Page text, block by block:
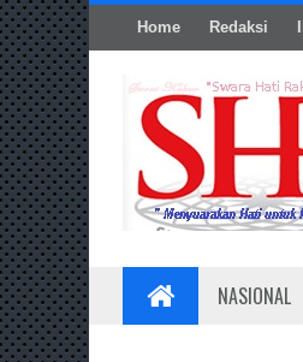
Home Redaksi
NASIONAL